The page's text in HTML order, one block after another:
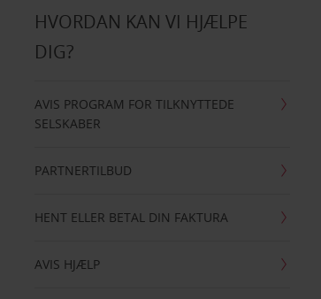
HVORDAN KAN VI HJÆLPE
DIG?
AVIS PROGRAM FOR TILKNYTTEDE
SELSKABER
PARTNERTILBUD
HENT ELLER BETAL DIN FAKTURA
AVIS HJÆLP